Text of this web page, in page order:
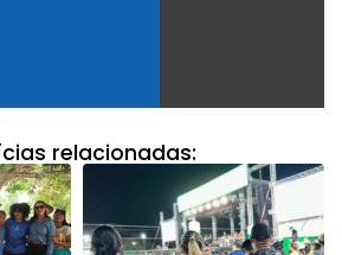
relacionadas: